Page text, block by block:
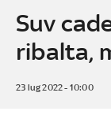
Suv
ribalta,
23 lug 2022 - 10:00